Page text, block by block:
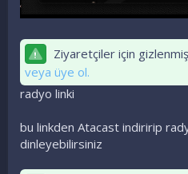
Ziyaretçiler için
veya üye ol.
radyo linki
bu linkden Atacast indiririp
dinleyebilirsiniz